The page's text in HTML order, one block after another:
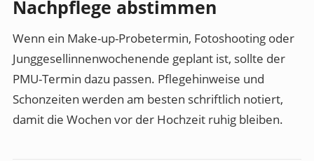
Nachpflege abstimmen
Wenn ein Make-up-Probetermin, Fotoshooting oder
Junggesellinnenwochenende geplant ist, sollte der
PMU-Termin dazu passen. Pflegehinweise und
Schonzeiten werden am besten schriftlich notiert,
damit die Wochen vor der Hochzeit ruhig bleiben.